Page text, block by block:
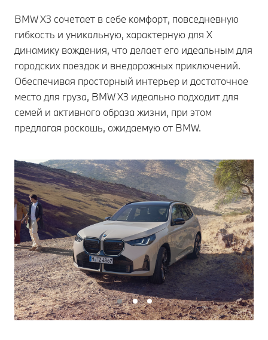
BMW X3 сочетает в себе комфорт, повседневную
гибкость и уникальную, характерную для X
динамику вождения, что делает его идеальным для
городских поездок и внедорожных приключений.
Обеспечивая просторный интерьер и достаточное
место для груза, BMW X3 идеально подходит для
семей и активного образа жизни, при этом
предлагая роскошь, ожидаемую от BMW.